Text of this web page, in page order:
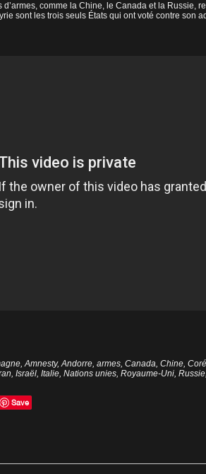
d’armes, comme la Chine, le Canada et la Russie,
sont les trois seuls États qui ont voté contre son
,Amnesty,Andorre, armes, Canada, Chine,
, Israël, Italie, Nations unies, Royaume-Uni, Russie,
Save